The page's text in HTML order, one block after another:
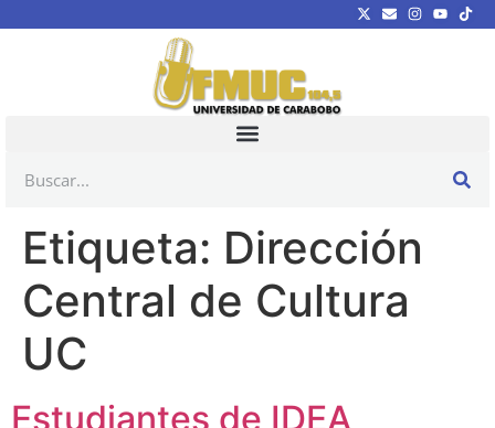
Etiqueta: Dirección
Central de Cultura
UC
Estudiantes de IDEA